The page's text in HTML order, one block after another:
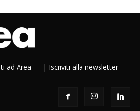
ad Area | Iscriviti alla newsletter